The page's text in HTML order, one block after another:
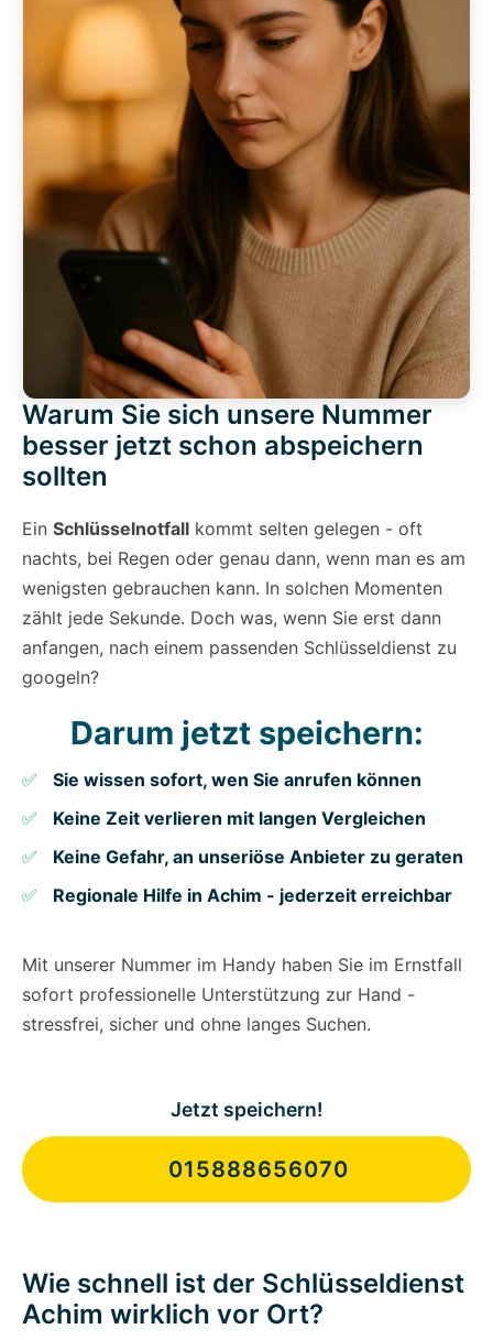
Warum Sie sich unsere Nummer
besser jetzt schon abspeichern
sollten
Ein Schlüsselnotfall kommt selten gelegen - oft
nachts, bei Regen oder genau dann, wenn man es am
wenigsten gebrauchen kann. In solchen Momenten
zählt jede Sekunde. Doch was, wenn Sie erst dann
anfangen, nach einem passenden Schlüsseldienst zu
googeln?
Darum jetzt speichern:
Sie wissen sofort, wen Sie anrufen können
Keine Zeit verlieren mit langen Vergleichen
Keine Gefahr, an unseriöse Anbieter zu geraten
Regionale Hilfe in Achim - jederzeit erreichbar
Mit unserer Nummer im Handy haben Sie im Ernstfall
sofort professionelle Unterstützung zur Hand -
stressfrei, sicher und ohne langes Suchen.
Jetzt speichern!
015888656070
Wie schnell ist der Schlüsseldienst
Achim wirklich vor Ort?